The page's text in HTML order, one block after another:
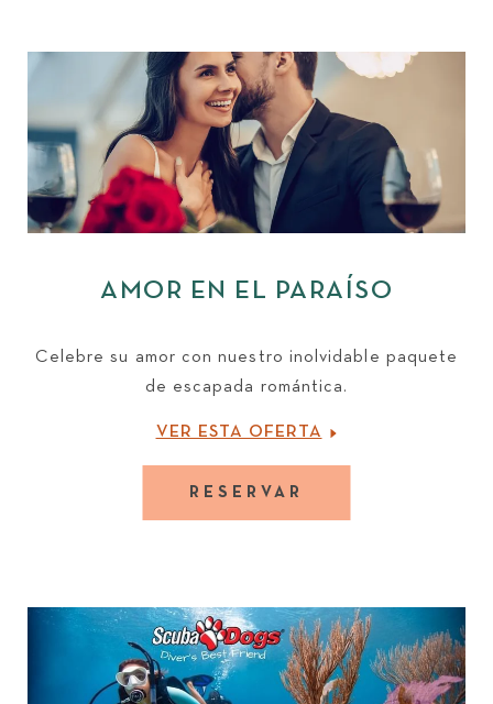
AMOR EN EL PARAÍSO
Celebre su amor con nuestro inolvidable paquete
de escapada romántica.
VER ESTA OFERTA
RESERVAR